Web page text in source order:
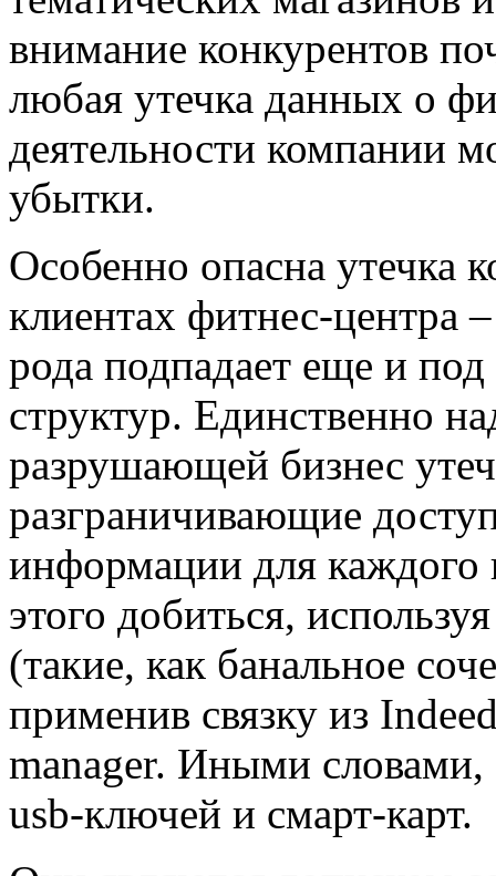
внимание конкурентов
любая утечка данных о
деятельности компании
убытки.
Особенно опасна утечка
клиентах фитнес-центра
рода подпадает еще и
структур. Единственно
разрушающей бизнес
разграничивающие
информации для каждого
этого добиться,
(такие, как банальное
применив связку из
manager. Иными словами,
usb-ключей и смарт-карт.